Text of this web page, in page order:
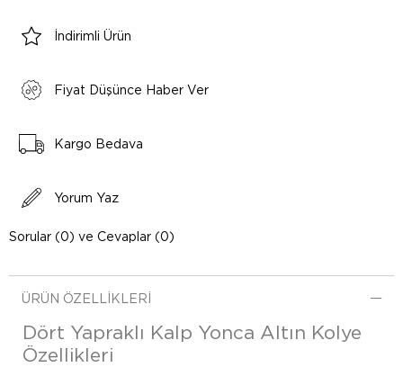
İndirimli Ürün
Fiyat Düşünce Haber Ver
Kargo Bedava
Yorum Yaz
Sorular (0) ve Cevaplar (0)
ÜRÜN ÖZELLIKLERI
Dört Yapraklı Kalp Yonca Altın Kolye
Özellikleri